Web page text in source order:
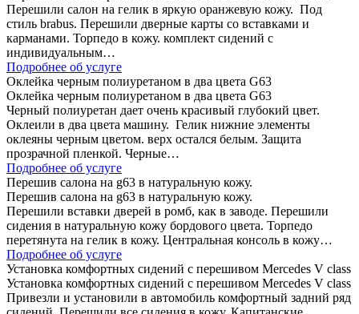
Перешили салон на гелик в яркую оранжевую кожу. Под
стиль brabus. Перешили дверные карты со вставками и
карманами. Торпедо в кожу. комплект сидений с
индивидуальным…
Подробнее об услуге
Оклейка черным полиуретаном в два цвета G63
Оклейка черным полиуретаном в два цвета G63
Черный полиуретан дает очень красивый глубокий цвет.
Оклеили в два цвета машину. Гелик нижние элементы
оклеяны черным цветом. верх остался белым. Защита
прозрачной пленкой. Черные…
Подробнее об услуге
Перешив салона на g63 в натуральную кожу.
Перешив салона на g63 в натуральную кожу.
Перешили вставки дверей в ромб, как в заводе. Перешили
сидения в натуральную кожу бордового цвета. Торпедо
перетянута на гелик в кожу. Центральная консоль в кожу…
Подробнее об услуге
Установка комфортных сидений с перешивом Mercedes V class
Установка комфортных сидений с перешивом Mercedes V class
Привезли и установили в автомобиль комфортный задний ряд